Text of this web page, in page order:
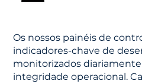
Os nossos painéis de
indicadores-chave de
monitorizados diariamente
integridade operacional.